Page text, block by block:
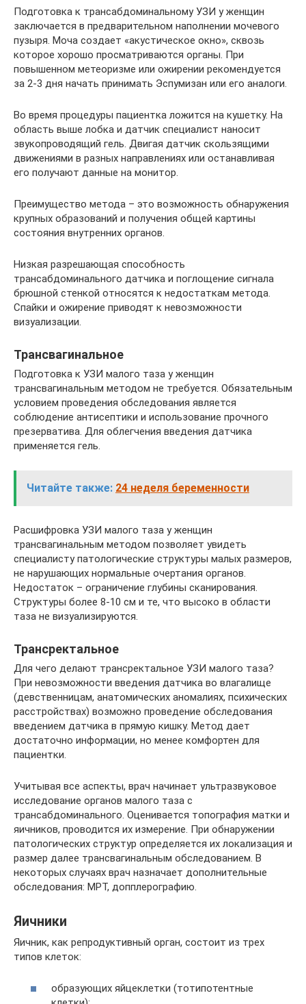
Подготовка к трансабдоминальному УЗИ у женщин
заключается в предварительном наполнении мочевого
пузыря. Моча создает «акустическое окно», сквозь
которое хорошо просматриваются органы. При
повышенном метеоризме или ожирении рекомендуется
за 2-3 дня начать принимать Эспумизан или его аналоги.
Во время процедуры пациентка ложится на кушетку. На
область выше лобка и датчик специалист наносит
звукопроводящий гель. Двигая датчик скользящими
движениями в разных направлениях или останавливая
его получают данные на монитор.
Преимущество метода – это возможность обнаружения
крупных образований и получения общей картины
состояния внутренних органов.
Низкая разрешающая способность
трансабдоминального датчика и поглощение сигнала
брюшной стенкой относятся к недостаткам метода.
Спайки и ожирение приводят к невозможности
визуализации.
Трансвагинальное
Подготовка к УЗИ малого таза у женщин
трансвагинальным методом не требуется. Обязательным
условием проведения обследования является
соблюдение антисептики и использование прочного
презерватива. Для облегчения введения датчика
применяется гель.
Читайте также: 24 неделя беременности
Расшифровка УЗИ малого таза у женщин
трансвагинальным методом позволяет увидеть
специалисту патологические структуры малых размеров,
не нарушающих нормальные очертания органов.
Недостаток – ограничение глубины сканирования.
Структуры более 8-10 см и те, что высоко в области
таза не визуализируются.
Трансректальное
Для чего делают трансректальное УЗИ малого таза?
При невозможности введения датчика во влагалище
(девственницам, анатомических аномалиях, психических
расстройствах) возможно проведение обследования
введением датчика в прямую кишку. Метод дает
достаточно информации, но менее комфортен для
пациентки.
Учитывая все аспекты, врач начинает ультразвуковое
исследование органов малого таза с
трансабдоминального. Оценивается топография матки и
яичников, проводится их измерение. При обнаружении
патологических структур определяется их локализация и
размер далее трансвагинальным обследованием. В
некоторых случаях врач назначает дополнительные
обследования: МРТ, допплерографию.
Яичники
Яичник, как репродуктивный орган, состоит из трех
типов клеток:
образующих яйцеклетки (тотипотентные